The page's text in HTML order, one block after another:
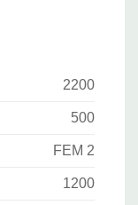
2200
500
FEM 2
1200